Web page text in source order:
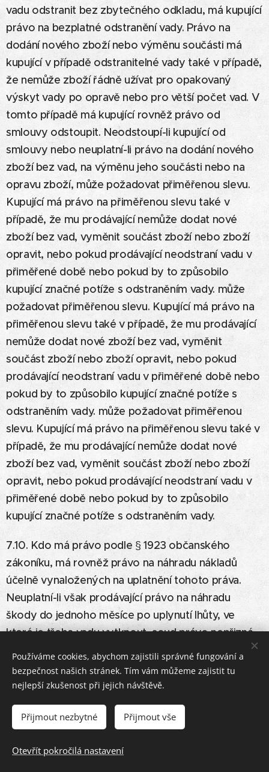
vadu odstranit bez zbytečného odkladu, má kupující
právo na bezplatné odstranění vady. Právo na
dodání nového zboží nebo výměnu součásti má
kupující v případě odstranitelné vady také v případě,
že nemůže zboží řádně užívat pro opakovaný
výskyt vady po opravě nebo pro větší počet vad. V
tomto případě má kupující rovněž právo od
smlouvy odstoupit. Neodstoupí-li kupující od
smlouvy nebo neuplatní-li právo na dodání nového
zboží bez vad, na výměnu jeho součásti nebo na
opravu zboží, může požadovat přiměřenou slevu.
Kupující má právo na přiměřenou slevu také v
případě, že mu prodávající nemůže dodat nové
zboží bez vad, vyměnit součást zboží nebo zboží
opravit, nebo pokud prodávající neodstraní vadu v
přiměřené době nebo pokud by to způsobilo
kupující značné potíže s odstraněním vady. může
požadovat přiměřenou slevu. Kupující má právo na
přiměřenou slevu také v případě, že mu prodávající
nemůže dodat nové zboží bez vad, vyměnit
součást zboží nebo zboží opravit, nebo pokud
prodávající neodstraní vadu v přiměřené době nebo
pokud by to způsobilo kupující značné potíže s
odstraněním vady. může požadovat přiměřenou
slevu. Kupující má právo na přiměřenou slevu také v
případě, že mu prodávající nemůže dodat nové
zboží bez vad, vyměnit součást zboží nebo zboží
opravit, nebo pokud prodávající neodstraní vadu v
přiměřené době nebo pokud by to způsobilo
kupující značné potíže s odstraněním vady.
7.10. Kdo má právo podle § 1923 občanského
zákoníku, má rovněž právo na náhradu nákladů
účelně vynaložených na uplatnění tohoto práva.
Neuplatní-li však prodávající právo na náhradu
škody do jednoho měsíce po uplynutí lhůty, ve
které je třeba vadu vytknout, soud právo nepřizná,
namítne-li prodávající, že právo na náhradu nebylo
uplatněno v čas.
odpovědností prodávajícího za vady může upravit
reklamační řád prodávajícího.
Používáme cookies, abychom zajistili správné fungování a
bezpečnost našich stránek. Tím vám můžeme zajistit tu
nejlepší zkušenost při jejich návštěvě.
Přijmout nezbytné Přijmout vše
Otevřít pokročilá nastavení